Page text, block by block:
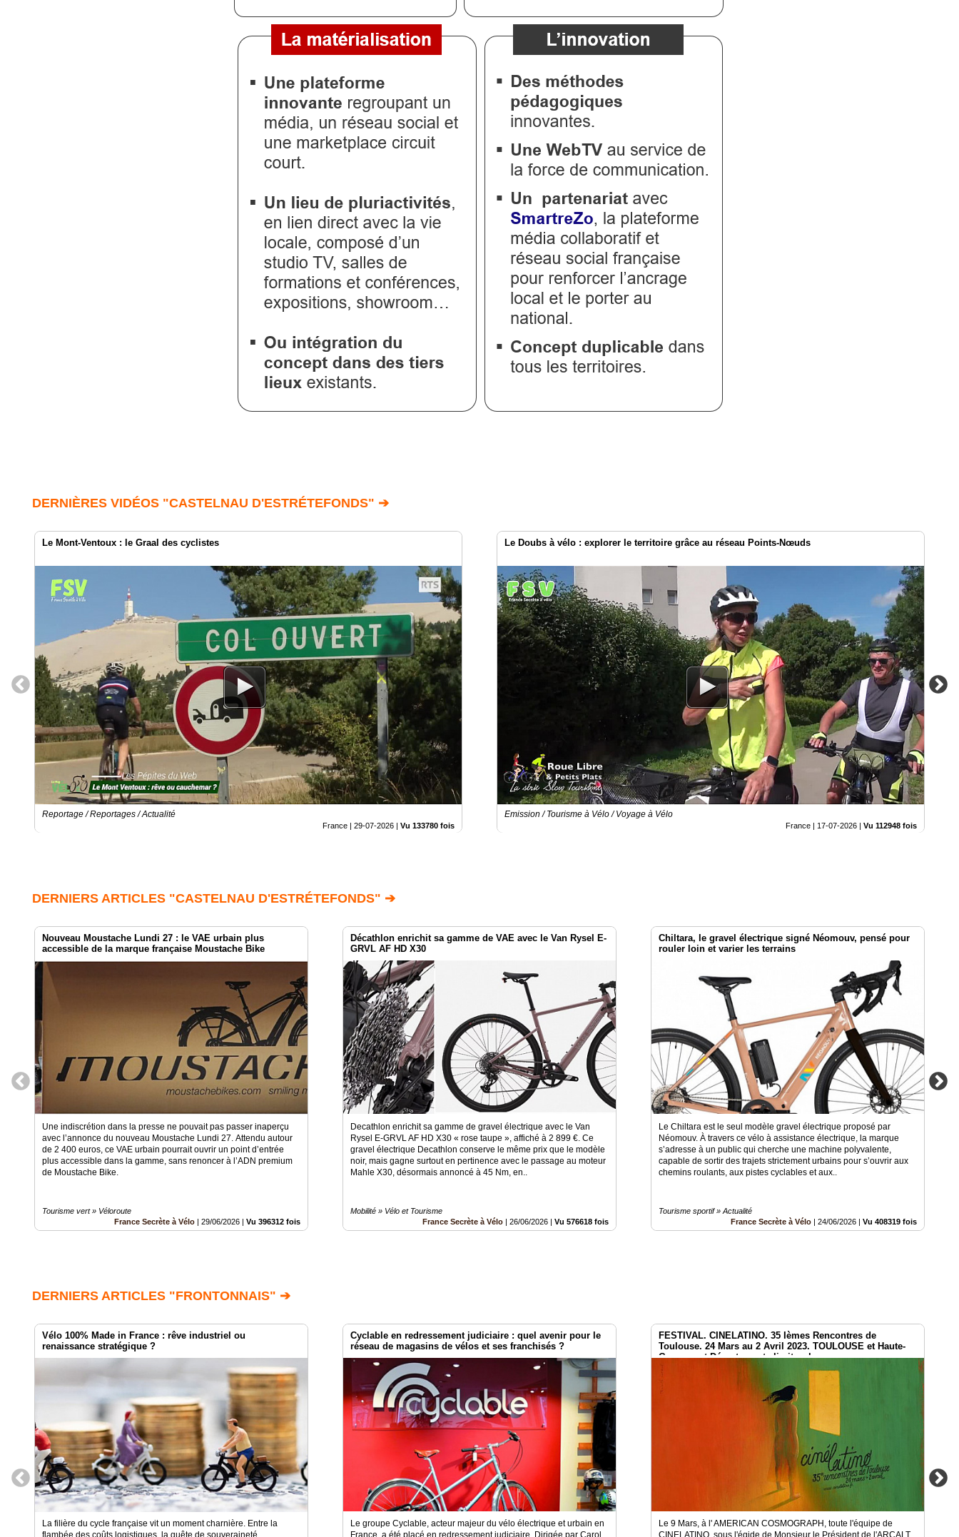
DERNIÈRES VIDÉOS "CASTELNAU D'ESTRÉTEFONDS" ➔
Le Mont-Ventoux : le Graal des cyclistes
Reportage / Reportages / Actualité
France | 29-07-2026 | Vu 133780 fois
Le Doubs à vélo : explorer le territoire grâce au réseau Points-Nœuds
Emission / Tourisme à Vélo / Voyage à Vélo
France | 17-07-2026 | Vu 112948 fois
DERNIERS ARTICLES "CASTELNAU D'ESTRÉTEFONDS" ➔
Nouveau Moustache Lundi 27 : le VAE urbain plus
accessible de la marque française Moustache Bike
Une indiscrétion dans la presse ne pouvait pas passer inaperçu
avec l’annonce du nouveau Moustache Lundi 27. Attendu autour
de 2 400 euros, ce VAE urbain pourrait ouvrir un point d’entrée
plus accessible dans la gamme, sans renoncer à l’ADN premium
de Moustache Bike.
Tourisme vert » Véloroute
France Secrète à Vélo | 29/06/2026 | Vu 396312 fois
Décathlon enrichit sa gamme de VAE avec le Van Rysel E-
GRVL AF HD X30
Decathlon enrichit sa gamme de gravel électrique avec le Van
Rysel E-GRVL AF HD X30 « rose taupe », affiché à 2 899 €. Ce
gravel électrique Decathlon conserve le même prix que le modèle
noir, mais gagne surtout en pertinence avec le passage au moteur
Mahle X30, désormais annoncé à 45 Nm, en..
Mobilité » Vélo et Tourisme
France Secrète à Vélo | 26/06/2026 | Vu 576618 fois
Chiltara, le gravel électrique signé Néomouv, pensé pour
rouler loin et varier les terrains
Le Chiltara est le seul modèle gravel électrique proposé par
Néomouv. À travers ce vélo à assistance électrique, la marque
s’adresse à un public qui cherche une machine polyvalente,
capable de sortir des trajets strictement urbains pour s’ouvrir aux
chemins roulants, aux pistes cyclables et aux..
Tourisme sportif » Actualité
France Secrète à Vélo | 24/06/2026 | Vu 408319 fois
DERNIERS ARTICLES "FRONTONNAIS" ➔
Vélo 100% Made in France : rêve industriel ou
renaissance stratégique ?
La filière du cycle française vit un moment charnière. Entre la
Cyclable en redressement judiciaire : quel avenir pour le
réseau de magasins de vélos et ses franchisés ?
Le groupe Cyclable, acteur majeur du vélo électrique et urbain en
FESTIVAL. CINELATINO. 35 Ièmes Rencontres de
Toulouse. 24 Mars au 2 Avril 2023. TOULOUSE et Haute-
Garonne et Départements limitrophes.
Le 9 Mars, à l' AMERICAN COSMOGRAPH, toute l'équipe de